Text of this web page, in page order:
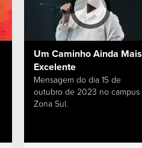
Um Caminho Ainda Mais
Excelente
Mensagem do dia 15 de
outubro de 2023 no campus
Zona Sul.